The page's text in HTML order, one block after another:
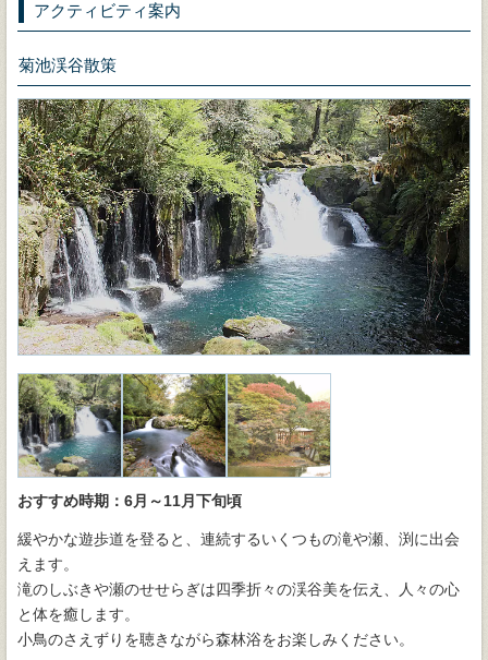
アクティビティ案内
菊池渓谷散策
おすすめ時期：6月～11月下旬頃
緩やかな遊歩道を登ると、連続するいくつもの滝や瀬、渕に出会
えます。
滝のしぶきや瀬のせせらぎは四季折々の渓谷美を伝え、人々の心
と体を癒します。
小鳥のさえずりを聴きながら森林浴をお楽しみください。